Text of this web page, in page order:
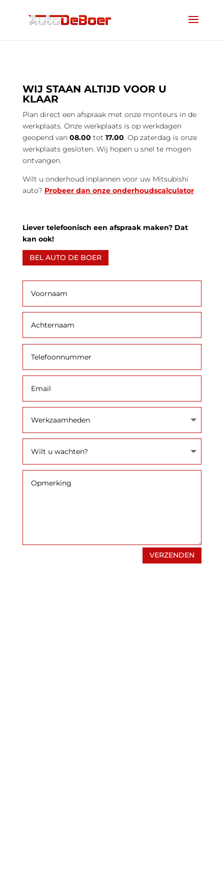
WIJ STAAN ALTIJD VOOR U
KLAAR
Plan direct een afspraak met onze monteurs in de
werkplaats. Onze werkplaats is op werkdagen
geopend van 08.00 tot 17.00. Op zaterdag is onze
werkplaats gesloten. Wij hopen u snel te mogen
ontvangen.
Wilt u onderhoud inplannen voor uw Mitsubishi
auto? Probeer dan onze onderhoudscalculator
Liever telefoonisch een afspraak maken? Dat
kan ook!
BEL AUTO DE BOER
VERZENDEN